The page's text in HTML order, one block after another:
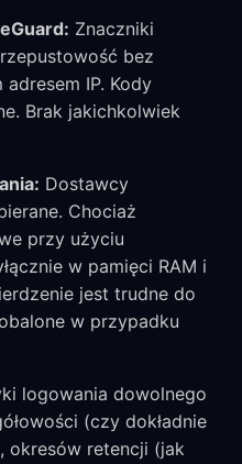
Znaczniki
bez
IP. Kody
Brak jakichkolwiek
Dostawcy
Chociaż
przy użyciu
w pamięci RAM i
jest trudne do
w przypadku
logowania dowolnego
(czy dokładnie
okresów retencji (jak